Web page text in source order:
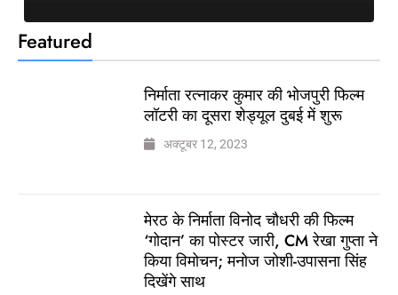
Featured
निर्माता रत्नाकर कुमार की भोजपुरी फिल्म
लॉटरी का दूसरा शेड्यूल दुबई में शुरू
अक्टूबर 12, 2023
मेरठ के निर्माता विनोद चौधरी की फिल्म
‘गोदान’ का पोस्टर जारी, CM रेखा गुप्ता ने
किया विमोचन; मनोज जोशी-उपासना सिंह
दिखेंगे साथ